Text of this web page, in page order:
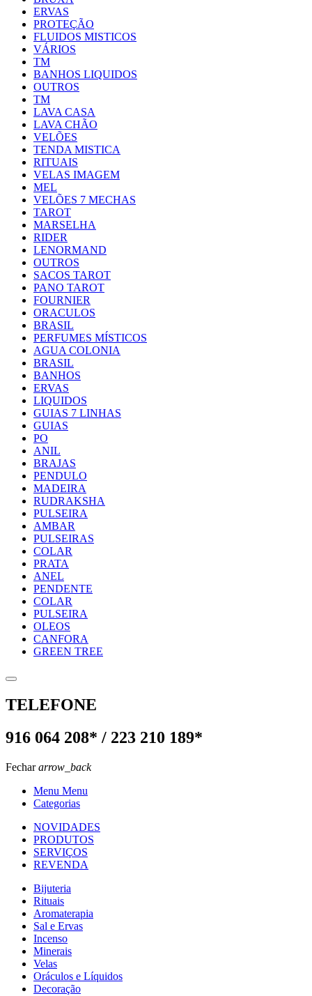
ERVAS
PROTEÇÃO
FLUIDOS MISTICOS
VÁRIOS
TM
BANHOS LIQUIDOS
OUTROS
TM
LAVA CASA
LAVA CHÃO
VELÕES
TENDA MISTICA
RITUAIS
VELAS IMAGEM
MEL
VELÕES 7 MECHAS
TAROT
MARSELHA
RIDER
LENORMAND
OUTROS
SACOS TAROT
PANO TAROT
FOURNIER
ORACULOS
BRASIL
PERFUMES MÍSTICOS
AGUA COLONIA
BRASIL
BANHOS
ERVAS
LIQUIDOS
GUIAS 7 LINHAS
GUIAS
PO
ANIL
BRAJAS
PENDULO
MADEIRA
RUDRAKSHA
PULSEIRA
AMBAR
PULSEIRAS
COLAR
PRATA
ANEL
PENDENTE
COLAR
PULSEIRA
OLEOS
CANFORA
GREEN TREE
TELEFONE
916 064 208* / 223 210 189*
Fechararrow_back
Menu Menu
Categorias
NOVIDADES
PRODUTOS
SERVIÇOS
REVENDA
Bijuteria
Rituais
Aromaterapia
Sal e Ervas
Incenso
Minerais
Velas
Oráculos e Líquidos
Decoração